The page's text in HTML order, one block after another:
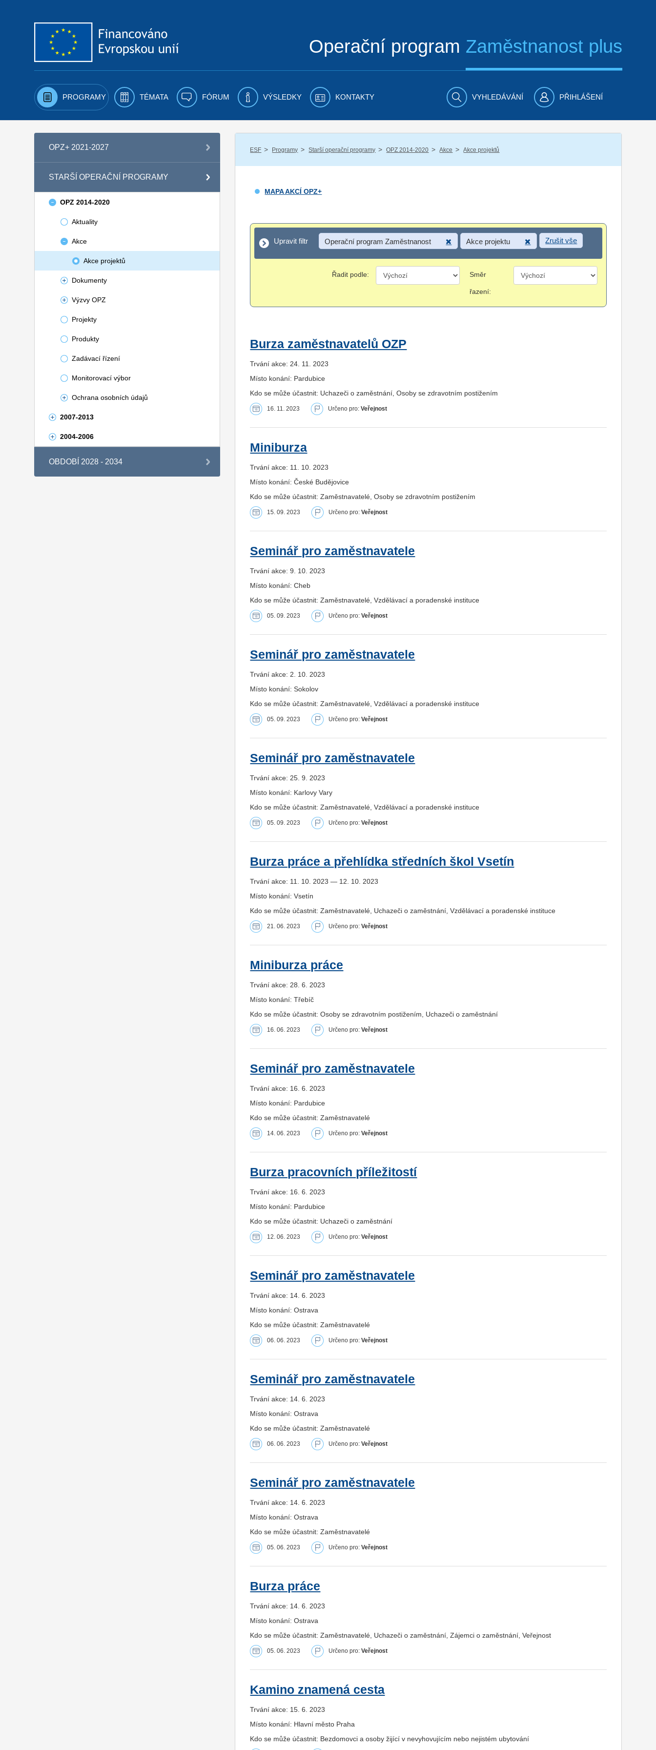
Operační program Zaměstnanost plus
PROGRAMY TÉMATA FÓRUM VÝSLEDKY KONTAKTY VYHLEDÁVÁNÍ PŘIHLÁŠENÍ
OPZ+ 2021-2027
STARŠÍ OPERAČNÍ PROGRAMY
OPZ 2014-2020
Aktuality
Akce
Akce projektů
Dokumenty
Výzvy OPZ
Projekty
Produkty
Zadávací řízení
Monitorovací výbor
Ochrana osobních údajů
2007-2013
2004-2006
OBDOBÍ 2028 - 2034
ESF / Programy / Starší operační programy / OPZ 2014-2020 / Akce / Akce projektů
MAPA AKCÍ OPZ+
Upravit filtr
Upravit filtr Operační program Zaměstnanost Akce projektu Zrušit vše
Řadit podle: Směr
řazení:
Burza zaměstnavatelů OZP
Trvání akce: 24. 11. 2023
Místo konání: Pardubice
Kdo se může účastnit: Uchazeči o zaměstnání, Osoby se zdravotním postižením
16. 11. 2023 Určeno pro:Veřejnost
Miniburza
Trvání akce: 11. 10. 2023
Místo konání: České Budějovice
Kdo se může účastnit: Zaměstnavatelé, Osoby se zdravotním postižením
15. 09. 2023 Určeno pro:Veřejnost
Seminář pro zaměstnavatele
Trvání akce: 9. 10. 2023
Místo konání: Cheb
Kdo se může účastnit: Zaměstnavatelé, Vzdělávací a poradenské instituce
05. 09. 2023 Určeno pro:Veřejnost
Seminář pro zaměstnavatele
Trvání akce: 2. 10. 2023
Místo konání: Sokolov
Kdo se může účastnit: Zaměstnavatelé, Vzdělávací a poradenské instituce
05. 09. 2023 Určeno pro:Veřejnost
Seminář pro zaměstnavatele
Trvání akce: 25. 9. 2023
Místo konání: Karlovy Vary
Kdo se může účastnit: Zaměstnavatelé, Vzdělávací a poradenské instituce
05. 09. 2023 Určeno pro:Veřejnost
Burza práce a přehlídka středních škol Vsetín
Trvání akce: 11. 10. 2023 — 12. 10. 2023
Místo konání: Vsetín
Kdo se může účastnit: Zaměstnavatelé, Uchazeči o zaměstnání, Vzdělávací a poradenské instituce
21. 06. 2023 Určeno pro:Veřejnost
Miniburza práce
Trvání akce: 28. 6. 2023
Místo konání: Třebíč
Kdo se může účastnit: Osoby se zdravotním postižením, Uchazeči o zaměstnání
16. 06. 2023 Určeno pro:Veřejnost
Seminář pro zaměstnavatele
Trvání akce: 16. 6. 2023
Místo konání: Pardubice
Kdo se může účastnit: Zaměstnavatelé
14. 06. 2023 Určeno pro:Veřejnost
Burza pracovních příležitostí
Trvání akce: 16. 6. 2023
Místo konání: Pardubice
Kdo se může účastnit: Uchazeči o zaměstnání
12. 06. 2023 Určeno pro:Veřejnost
Seminář pro zaměstnavatele
Trvání akce: 14. 6. 2023
Místo konání: Ostrava
Kdo se může účastnit: Zaměstnavatelé
06. 06. 2023 Určeno pro:Veřejnost
Seminář pro zaměstnavatele
Trvání akce: 14. 6. 2023
Místo konání: Ostrava
Kdo se může účastnit: Zaměstnavatelé
06. 06. 2023 Určeno pro:Veřejnost
Seminář pro zaměstnavatele
Trvání akce: 14. 6. 2023
Místo konání: Ostrava
Kdo se může účastnit: Zaměstnavatelé
05. 06. 2023 Určeno pro:Veřejnost
Burza práce
Trvání akce: 14. 6. 2023
Místo konání: Ostrava
Kdo se může účastnit: Zaměstnavatelé, Uchazeči o zaměstnání, Zájemci o zaměstnání, Veřejnost
05. 06. 2023 Určeno pro:Veřejnost
Kamino znamená cesta
Trvání akce: 15. 6. 2023
Místo konání: Hlavní město Praha
Kdo se může účastnit: Bezdomovci a osoby žijící v nevyhovujícím nebo nejistém ubytování